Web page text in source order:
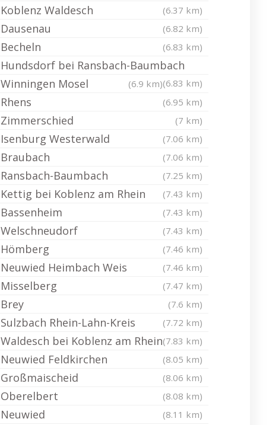
Koblenz Waldesch (6.37 km)
Dausenau (6.82 km)
Becheln (6.83 km)
Hundsdorf bei Ransbach-Baumbach
(6.83 km)
Winningen Mosel (6.9 km)
Rhens (6.95 km)
Zimmerschied (7 km)
Isenburg Westerwald (7.06 km)
Braubach (7.06 km)
Ransbach-Baumbach (7.25 km)
Kettig bei Koblenz am Rhein (7.43 km)
Bassenheim (7.43 km)
Welschneudorf (7.43 km)
Hömberg (7.46 km)
Neuwied Heimbach Weis (7.46 km)
Misselberg (7.47 km)
Brey (7.6 km)
Sulzbach Rhein-Lahn-Kreis (7.72 km)
Waldesch bei Koblenz am Rhein(7.83 km)
Neuwied Feldkirchen (8.05 km)
Großmaischeid (8.06 km)
Oberelbert (8.08 km)
Neuwied (8.11 km)